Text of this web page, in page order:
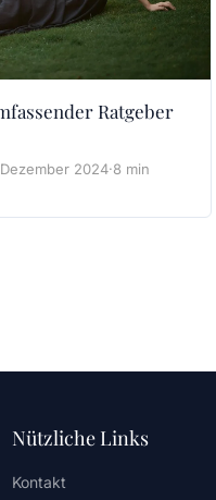
Ratgeber
2024·8 min
Nützliche Links
Kontakt